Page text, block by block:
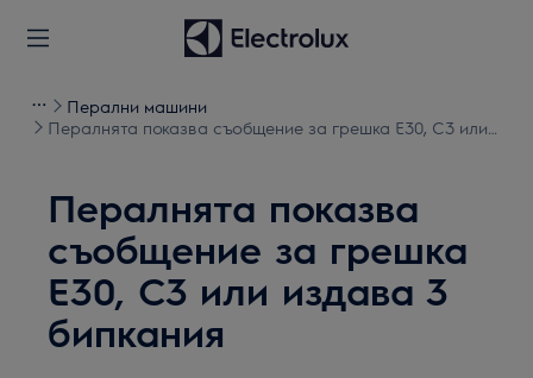
Перални машини
Пералнята показва съобщение за грешка E30, С3 или
Пералнята показва
съобщение за грешка
E30, С3 или издава 3
бипкания